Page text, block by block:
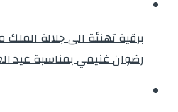
برقية تهنئة الى جلالة
رضوان غنيمي بمناسبة عيد